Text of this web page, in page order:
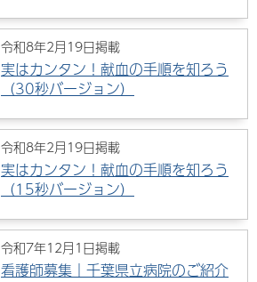
令和8年2月19日掲載
実はカンタン！献血の手順を知ろう
（30秒バージョン）
令和8年2月19日掲載
実はカンタン！献血の手順を知ろう
（15秒バージョン）
令和7年12月1日掲載
看護師募集｜千葉県立病院のご紹介